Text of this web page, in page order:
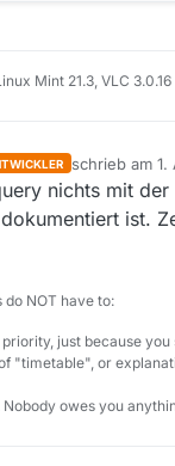
Mint 21.3, VLC 3.0.16
schrieb am 1.
zuletzt editiert
nichts mit
ist.
NOT have to:
just because you
"timetable", or
owes you